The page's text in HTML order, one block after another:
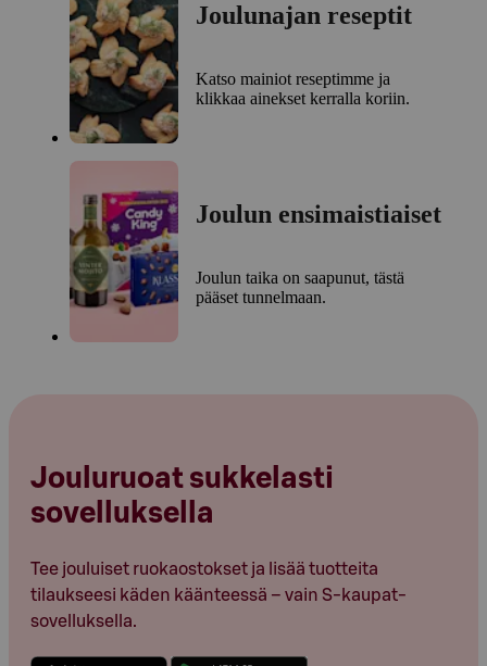
Joulunajan reseptit
Katso mainiot reseptimme ja
klikkaa ainekset kerralla koriin.
Joulun ensimaistiaiset
Joulun taika on saapunut, tästä
pääset tunnelmaan.
Jouluruoat sukkelasti
sovelluksella
Tee jouluiset ruokaostokset ja lisää tuotteita
tilaukseesi käden käänteessä – vain S-kaupat-
sovelluksella.